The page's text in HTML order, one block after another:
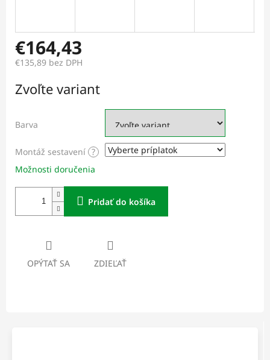
€164,43
€135,89 bez DPH
cena:
Zvoľte variant
Barva
Montáž sestavení ?
Možnosti doručenia
Pridať do košíka
OPÝTAŤ SA ZDIEĽAŤ